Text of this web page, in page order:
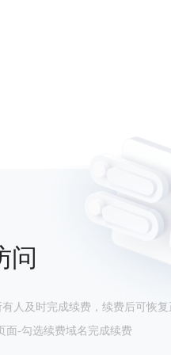
问
人及时完成续费，续费后可恢复
面-勾选续费域名完成续费